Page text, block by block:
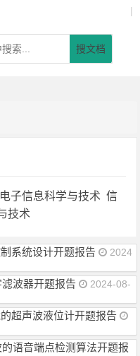
|
搜文档
电子信息科学与技术 信
技术
系统设计开题报告
2024
波器开题报告
2024-08-
超声波液位计开题报告
语音端点检测算法开题报